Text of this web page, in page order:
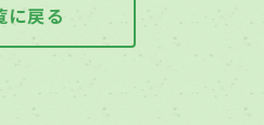
に戻る